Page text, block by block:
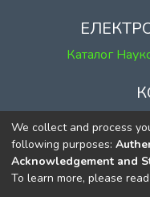
Каталог
м. Київ,
тел.
We collect and process
following purposes:
Acknowledgement and
To learn more, please